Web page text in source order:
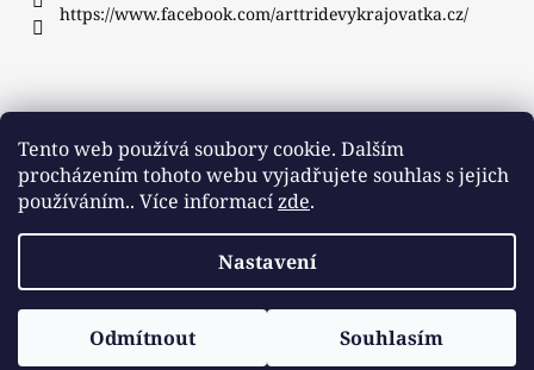
Tento web používá soubory cookie. Dalším
procházením tohoto webu vyjadřujete souhlas s jejich
používáním.. Více informacízde.
Nastavení
Odmítnout Souhlasím
https://www.facebook.com/arttridevykrajovatka.cz/
Instagram
Copyright 2026ArtTride. Všechna práva vyhrazena.
Upravit nastavení cookies